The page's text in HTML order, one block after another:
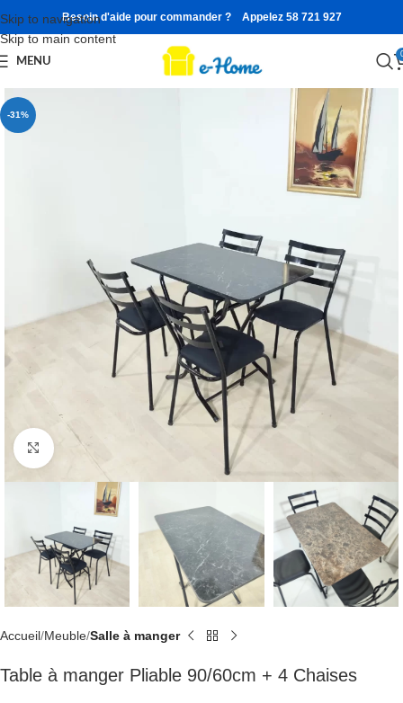
Skip to navigation
Skip to main content
Besoin d'aide pour commander ? Appelez 58 721 927
MENU
-31%
Click to enlarge
Accueil Meuble Salle à manger
Table à manger Pliable 90/60cm + 4 Chaises